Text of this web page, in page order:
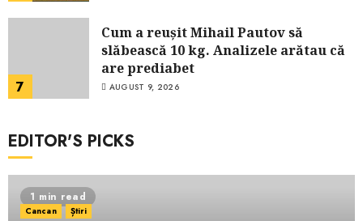
7
Cum a reușit Mihail Pautov să
slăbească 10 kg. Analizele arătau că
are prediabet
AUGUST 9, 2026
EDITOR'S PICKS
1 min read
Cancan Știri